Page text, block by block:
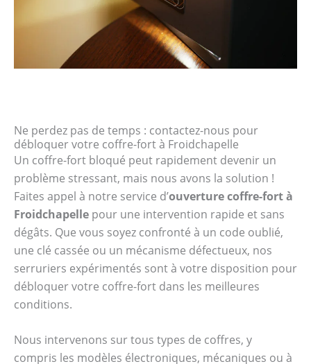
Ne perdez pas de temps : contactez-nous pour
débloquer votre coffre-fort à Froidchapelle
Un coffre-fort bloqué peut rapidement devenir un
problème stressant, mais nous avons la solution !
Faites appel à notre service d’ouverture coffre-fort à
Froidchapelle pour une intervention rapide et sans
dégâts. Que vous soyez confronté à un code oublié,
une clé cassée ou un mécanisme défectueux, nos
serruriers expérimentés sont à votre disposition pour
débloquer votre coffre-fort dans les meilleures
conditions.
Nous intervenons sur tous types de coffres, y
compris les modèles électroniques, mécaniques ou à